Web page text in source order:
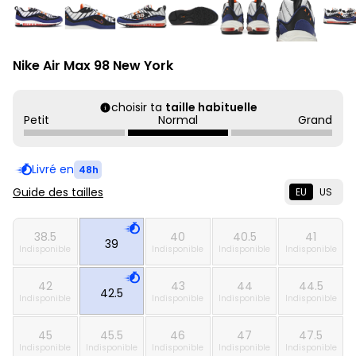
Nike Air Max 98 New York
choisir ta taille habituelle
Petit
Normal Grand
Livré en 48h
Guide des tailles EU US
38.5
Indisponible 39 40
Indisponible
40.5
Indisponible
41
Indisponible
42
Indisponible 42.5 43
Indisponible
44
Indisponible
44.5
Indisponible
45
Indisponible
45.5
Indisponible
46
Indisponible
47
Indisponible
47.5
Indisponible